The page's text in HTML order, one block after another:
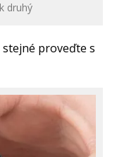
druhý
stejné proveďte s